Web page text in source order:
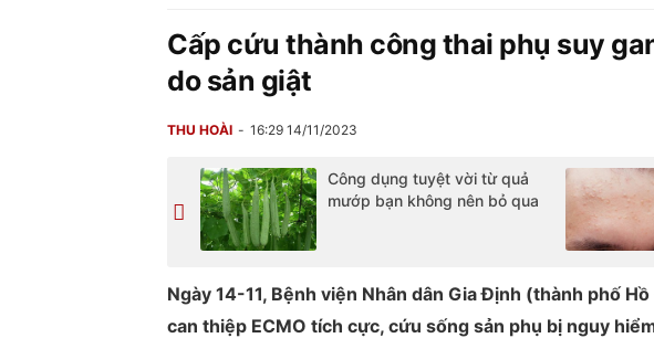
Cấp cứu thành công thai phụ suy
do sản giật
THU HOÀI 16:29 14/11/2023
Công dụng tuyệt vời từ quả
mướp bạn không nên bỏ qua
Ngày 14-11, Bệnh viện Nhân dân Gia Định (thành phố
can thiệp ECMO tích cực, cứu sống sản phụ bị nguy